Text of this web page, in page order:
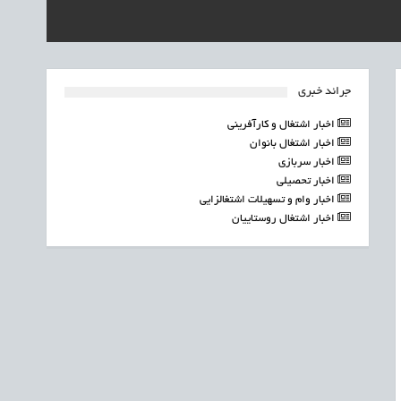
جرائد خبری
اخبار اشتغال و کارآفرینی
اخبار اشتغال بانوان
اخبار سربازی
اخبار تحصیلی
اخبار وام و تسهیلات اشتغالزایی
اخبار اشتغال روستاییان